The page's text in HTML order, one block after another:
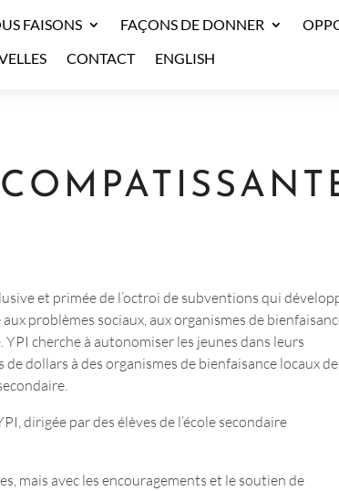
FAISONS FAÇONS DE DONNER
CONTACT ENGLISH
et primée de l’octroi de subventions qui
problèmes sociaux, aux organismes de
cherche à autonomiser les jeunes dans leurs
dollars à des organismes de bienfaisance locaux de
dirigée par des élèves de l’école secondaire
mais avec les encouragements et le soutien de